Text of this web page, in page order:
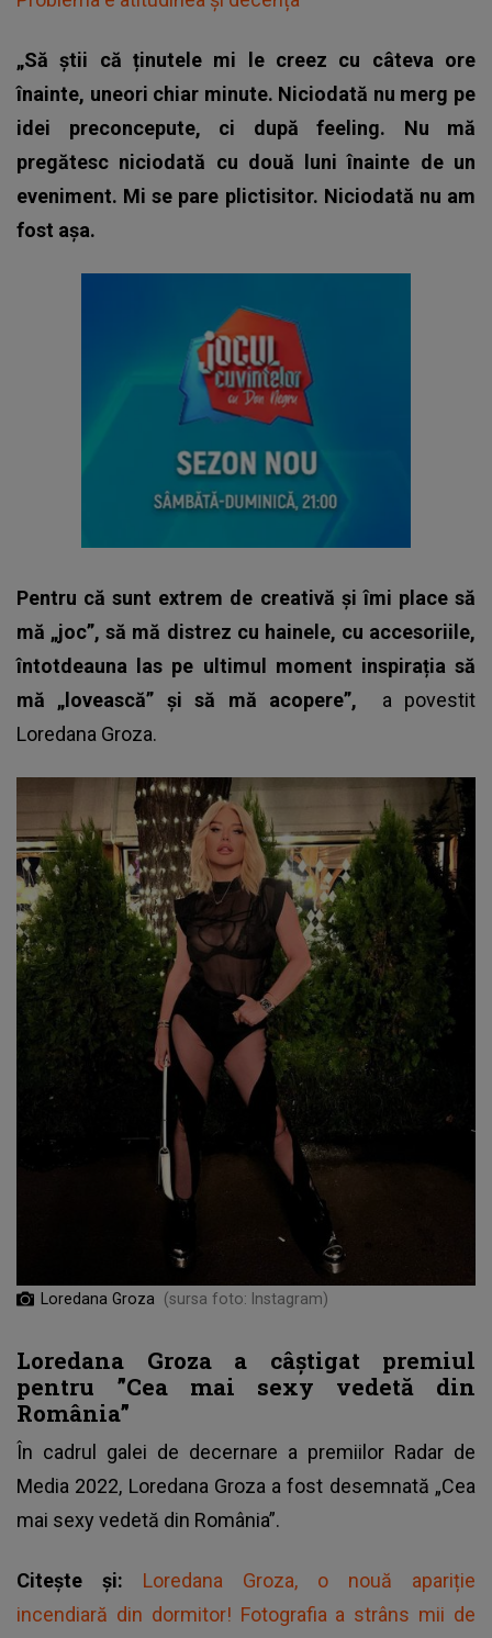
„Să știi că ținutele mi le creez cu câteva ore
înainte, uneori chiar minute. Niciodată nu merg pe
idei preconcepute, ci după feeling. Nu mă
pregătesc niciodată cu două luni înainte de un
eveniment. Mi se pare plictisitor. Niciodată nu am
fost așa.
Pentru că sunt extrem de creativă și îmi place să
mă „joc”, să mă distrez cu hainele, cu accesoriile,
întotdeauna las pe ultimul moment inspirația să
mă „lovească” și să mă acopere”, a povestit
Loredana Groza.
Loredana Groza (sursa foto: Instagram)
Loredana Groza a câștigat premiul
pentru ”Cea mai sexy vedetă din
România”
În cadrul galei de decernare a premiilor Radar de
Media 2022, Loredana Groza a fost desemnată „Cea
mai sexy vedetă din România”.
Citește și: Loredana Groza, o nouă apariție
incendiară din dormitor! Fotografia a strâns mii de